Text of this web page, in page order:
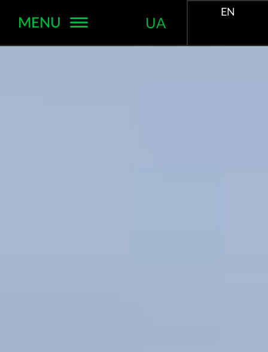
MENU UA
EN